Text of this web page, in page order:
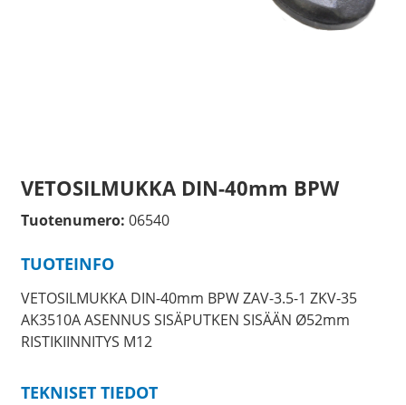
VETOSILMUKKA DIN-40mm BPW
Tuotenumero: 06540
TUOTEINFO
VETOSILMUKKA DIN-40mm BPW ZAV-3.5-1 ZKV-35
AK3510A ASENNUS SISÄPUTKEN SISÄÄN Ø52mm
RISTIKIINNITYS M12
TEKNISET TIEDOT